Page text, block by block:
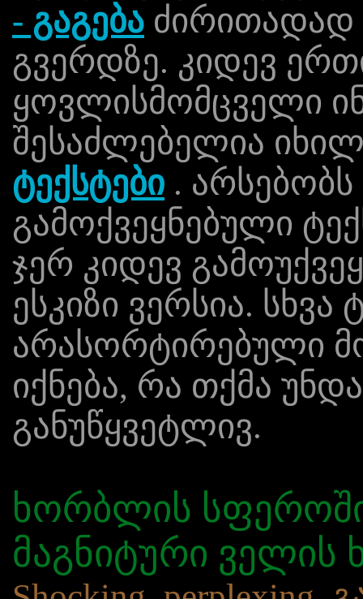
- გაგება ძირითადად
გვერდზე. კიდევ
ყოვლისმომცველი
შესაძლებელია
ტექსტები .
გამოქვეყნებული
ჯერ კიდევ
ესკიზი ვერსია. სხვა
არასორტირებული
იქნება, რა თქმა
განუწყვეტლივ.
ხორბლის სფეროში
მაგნიტური ველის